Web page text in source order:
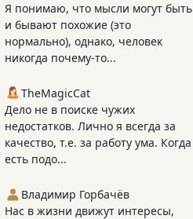
Я понимаю, что мысли могут быть
и бывают похожие (это
нормально), однако, человек
никогда почему-то...
TheMagicCat
Дело не в поиске чужих
недостатков. Лично я всегда за
качество, т.е. за работу ума. Когда
есть подо...
Владимир Горбачёв
Нас в жизни движут интересы,